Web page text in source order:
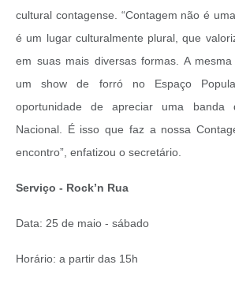
cultural contagense. “Contagem não é
é um lugar culturalmente plural, que
em suas mais diversas formas. A
um show de forró no Espaço
oportunidade de apreciar uma
Nacional. É isso que faz a nossa
encontro”, enfatizou o secretário.
Serviço - Rock’n Rua
Data: 25 de maio - sábado
Horário: a partir das 15h